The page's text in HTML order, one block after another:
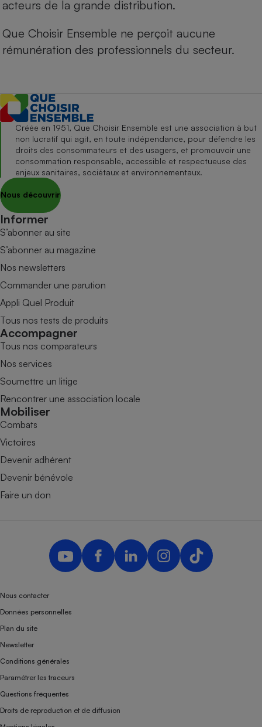
acteurs de la grande distribution.
Que Choisir Ensemble ne perçoit aucune
rémunération des professionnels du secteur.
Créée en 1951, Que Choisir Ensemble est une association à but
non lucratif qui agit, en toute indépendance, pour défendre les
droits des consommateurs et des usagers, et promouvoir une
consommation responsable, accessible et respectueuse des
enjeux sanitaires, sociétaux et environnementaux.
Nous découvrir
Informer
S’abonner au site
S’abonner au magazine
Nos newsletters
Commander une parution
Appli Quel Produit
Tous nos tests de produits
Accompagner
Tous nos comparateurs
Nos services
Soumettre un litige
Rencontrer une association locale
Mobiliser
Combats
Victoires
Devenir adhérent
Devenir bénévole
Faire un don
Nous contacter
Données personnelles
Plan du site
Newsletter
Conditions générales
Paramétrer les traceurs
Questions fréquentes
Droits de reproduction et de diffusion